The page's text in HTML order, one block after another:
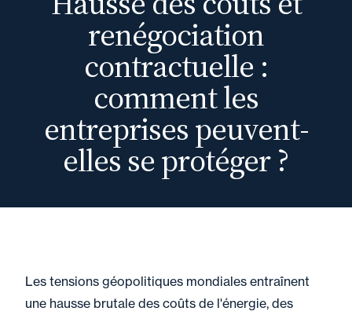
renégociation
contractuelle :
comment les
entreprises peuvent-
elles se protéger ?
Les tensions géopolitiques mondiales entraînent
une hausse brutale des coûts de l'énergie, des